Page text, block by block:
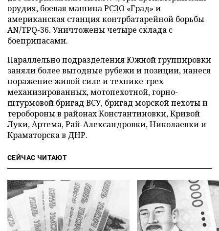
орудия, боевая машина РСЗО «Град» и
американская станция контрбатарейной борьбы
AN/TPQ-36. Уничтожены четыре склада с
боеприпасами.
Параллельно подразделения Южной группировки
заняли более выгодные рубежи и позиции, нанеся
поражение живой силе и технике трех
механизированных, мотопехотной, горно-
штурмовой бригад ВСУ, бригад морской пехоты и
теробороны в районах Константиновки, Кривой
Луки, Артема, Рай-Александровки, Николаевки и
Краматорска в ДНР.
СЕЙЧАС ЧИТАЮТ